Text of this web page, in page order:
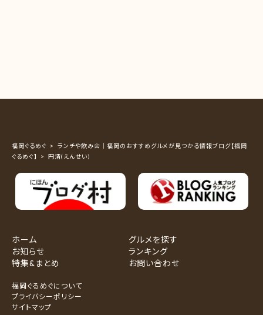
福岡ぐるめぐ
ランチや飲み会｜福岡のおすすめグルメが見つかる情報ブログ【福岡
ぐるめぐ】
円清(えんせい)
ホーム
グルメを探す
お知らせ
ランキング
特集&まとめ
お問い合わせ
福岡ぐるめぐについて
プライバシーポリシー
サイトマップ